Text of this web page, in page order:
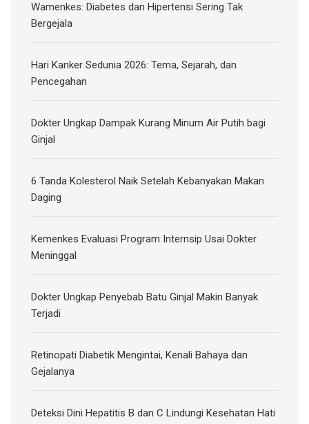
Wamenkes: Diabetes dan Hipertensi Sering Tak
Bergejala
Hari Kanker Sedunia 2026: Tema, Sejarah, dan
Pencegahan
Dokter Ungkap Dampak Kurang Minum Air Putih bagi
Ginjal
6 Tanda Kolesterol Naik Setelah Kebanyakan Makan
Daging
Kemenkes Evaluasi Program Internsip Usai Dokter
Meninggal
Dokter Ungkap Penyebab Batu Ginjal Makin Banyak
Terjadi
Retinopati Diabetik Mengintai, Kenali Bahaya dan
Gejalanya
Deteksi Dini Hepatitis B dan C Lindungi Kesehatan Hati